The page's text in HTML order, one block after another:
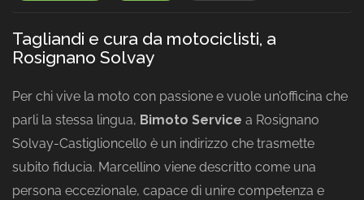
Tagliandi e cura da motociclisti, a
Rosignano Solvay
Per chi vive la moto con passione e vuole un’officina che
parli la stessa lingua, Bimoto Service a Rosignano
Solvay-Castiglioncello è un indirizzo che trasmette
subito fiducia. Marcellino viene descritto come una
persona eccezionale, capace di unire competenza e